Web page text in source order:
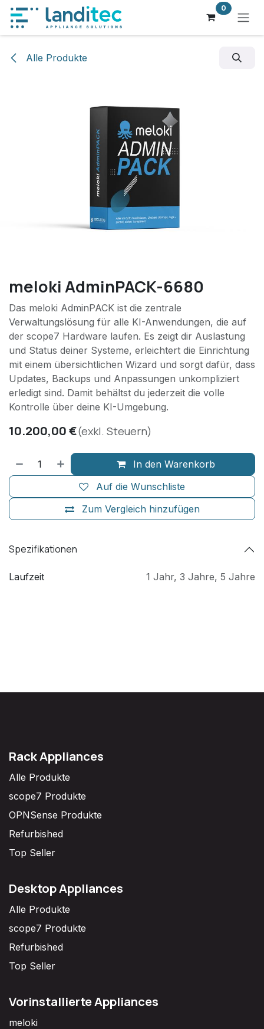
Zum Inhalt springen 0
Alle Produkte
meloki AdminPACK-6680
Das meloki AdminPACK ist die zentrale
Verwaltungslösung für alle KI-Anwendungen, die auf
der scope7 Hardware laufen. Es zeigt dir Auslastung
und Status deiner Systeme, erleichtert die Einrichtung
mit einem übersichtlichen Wizard und sorgt dafür, dass
Updates, Backups und Anpassungen unkompliziert
erledigt sind. Damit behältst du jederzeit die volle
Kontrolle über deine KI-Umgebung.
10.200,00€(exkl. Steuern)
In den Warenkorb
Zum Vergleich hinzufügen
Auf die Wunschliste
Spezifikationen
Laufzeit 1 Jahr, 3 Jahre, 5 Jahre
Rack Appliances
Alle Produkte
scope7 Produkte
OPNSense Produkte
Refurbished
Top Seller
Desktop Appliances
Alle Produkte
scope7 Produkte
Refurbished
Top Seller
Vorinstallierte Appliances
meloki